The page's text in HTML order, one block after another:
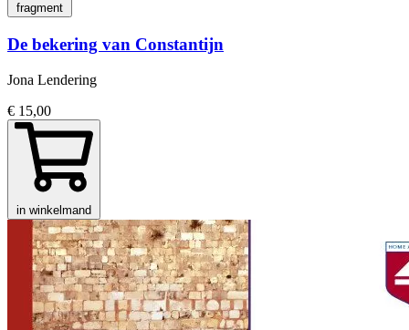
fragment
De bekering van Constantijn
Jona Lendering
€ 15,00
in winkelmand